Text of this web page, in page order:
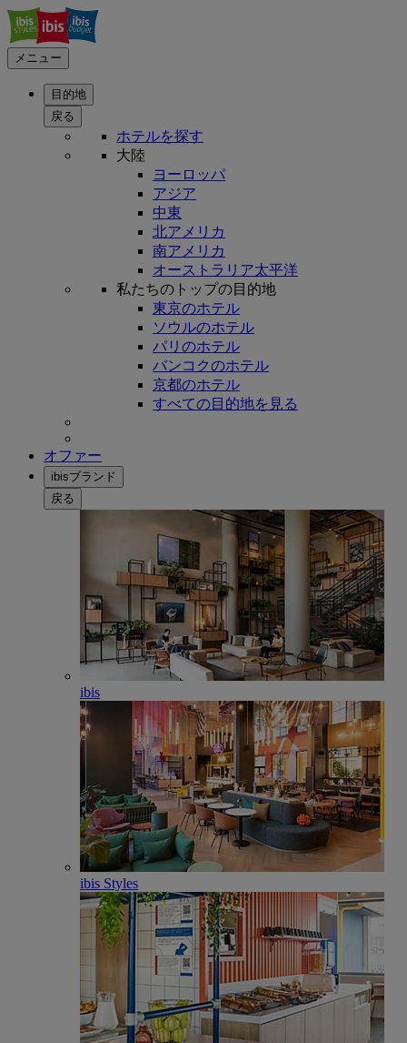
メニュー
目的地
戻る
ホテルを探す
大陸
ヨーロッパ
アジア
中東
北アメリカ
南アメリカ
オーストラリア太平洋
私たちのトップの目的地
東京のホテル
ソウルのホテル
パリのホテル
バンコクのホテル
京都のホテル
すべての目的地を見る
オファー
ibisブランド
戻る
ibis
ibis Styles